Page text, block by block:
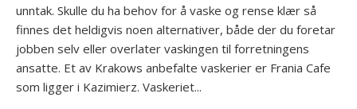
unntak. Skulle du ha behov for å vaske og rense klær så
finnes det heldigvis noen alternativer, både der du foretar
jobben selv eller overlater vaskingen til forretningens
ansatte. Et av Krakows anbefalte vaskerier er Frania Cafe
som ligger i Kazimierz. Vaskeriet...